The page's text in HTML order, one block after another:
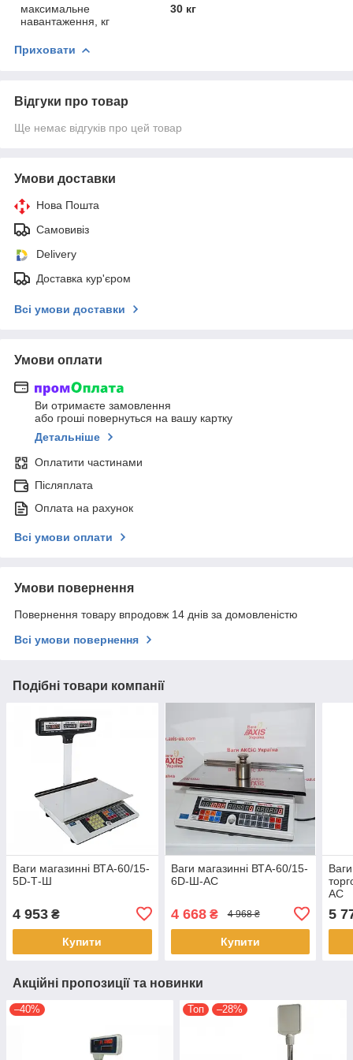
максимальне
навантаження, кг
30 кг
Приховати
Відгуки про товар
Ще немає відгуків про цей товар
Умови доставки
Нова Пошта
Самовивіз
Delivery
Доставка кур'єром
Всі умови доставки
Умови оплати
Ви отримаєте замовлення
або гроші повернуться на вашу картку
Детальніше
Оплатити частинами
Післяплата
Оплата на рахунок
Всі умови оплати
Умови повернення
Повернення товару впродовж 14 днів за домовленістю
Всі умови повернення
Подібні товари компанії
Ваги магазинні ВТА-60/15-
5D-Т-Ш
4 953 ₴
Купити
Ваги магазинні ВТА-60/15-
6D-Ш-AC
4 668₴ 4 968 ₴
Купити
АС
5
Акційні пропозиції та новинки
–40% Топ –28%